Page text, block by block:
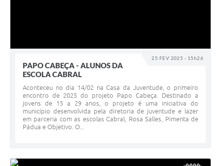
25 FEV 2025 - 15h26
PAPO CABEÇA - ALUNOS DA
ESCOLA CABRAL
Aconteceu no dia 14/02 na Casa da Juventude, o primeiro
encontro de 2025 do projeto Papo Cabeça. Destinado a
jovens de 15 a 29 anos, o projeto é uma iniciativa do
município desenvolvida pela diretoria de juventude e lazer
em parceria com as escolas Cabral, Rosa Salles, Pimenta de
Pádua e Objetivo. O...